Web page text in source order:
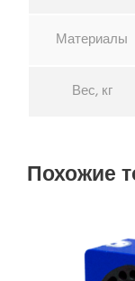
Материалы
Вес, кг
Похожие